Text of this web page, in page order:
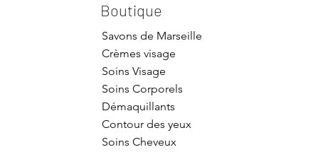
Boutique
Savons de Marseille
Crèmes visage
Soins Visage
Soins Corporels
Démaquillants
Contour des yeux
Soins Cheveux